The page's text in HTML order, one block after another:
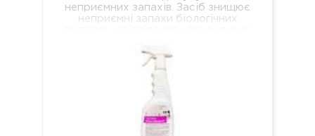
неприємних запахів. Засіб знищює
неприємні запахи біологічних
навчальних та дошкільних закладах,
у місцях громадського харчування…